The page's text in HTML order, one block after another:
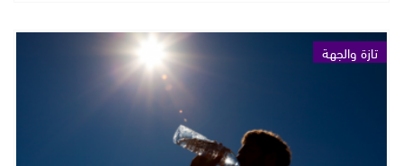
تازة والجهة